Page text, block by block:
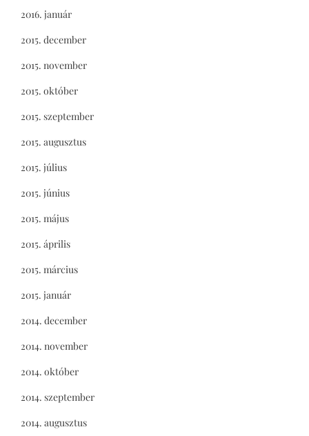
2016. január
2015. december
2015. november
2015. október
2015. szeptember
2015. augusztus
2015. július
2015. június
2015. május
2015. április
2015. március
2015. január
2014. december
2014. november
2014. október
2014. szeptember
2014. augusztus